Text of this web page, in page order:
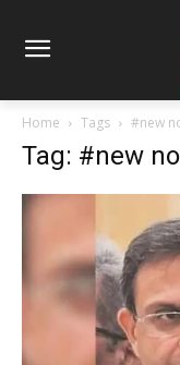
Home Tags #new
Tag: #new